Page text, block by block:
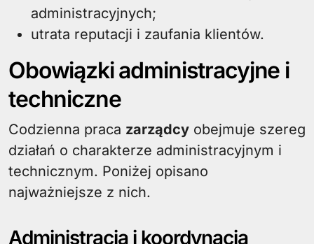
administracyjnych;
utrata reputacji i zaufania klientów.
Obowiązki administracyjne i
techniczne
Codzienna praca zarządcy obejmuje szereg
działań o charakterze administracyjnym i
technicznym. Poniżej opisano
najważniejsze z nich.
Administracja i koordynacja